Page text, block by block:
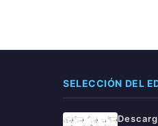
SELECCIÓN DEL